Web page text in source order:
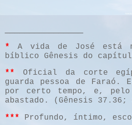
* A vida de José está
bíblico Gênesis do
**
Oficial da corte
guarda pessoa de Faraó.
por certo tempo, e, pelo
abastado. (Gênesis 37.36;
***
Profundo, íntimo,